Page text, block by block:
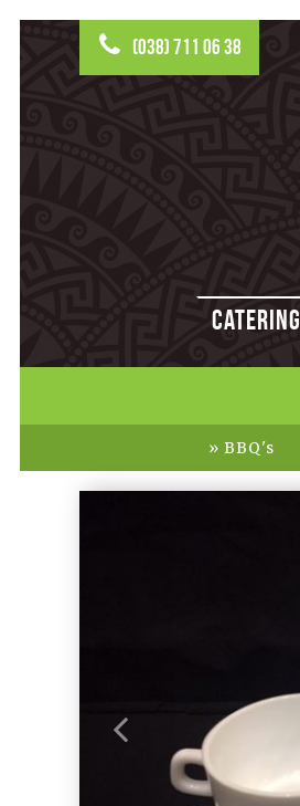
(038) 711 06 38
Catering
BBQ's